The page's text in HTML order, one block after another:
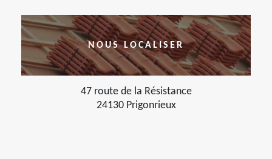
NOUS LOCALISER
47 route de la Résistance
24130 Prigonrieux